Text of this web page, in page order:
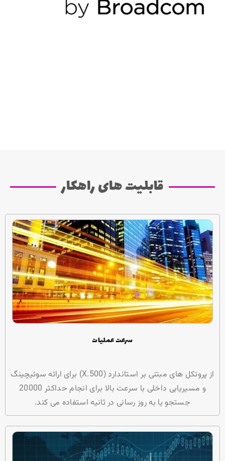
قابلیت های راهکار
سرعت عملیات
از پروتکل های مبتنی بر استاندارد (X.500) برای ارائه سوئیچینگ
و مسیریابی داخلی با سرعت بالا برای انجام حداکثر 20000
جستجو یا به روز رسانی در ثانیه استفاده می کند.